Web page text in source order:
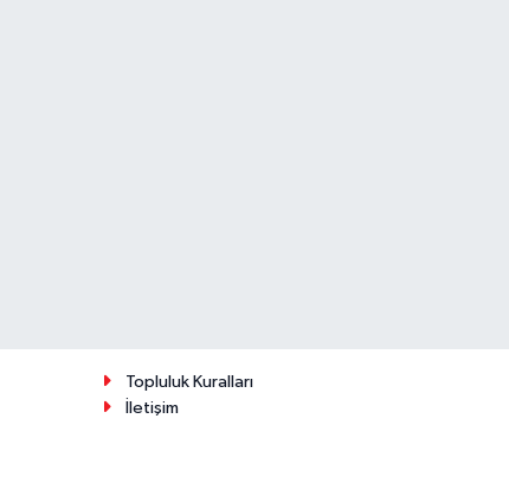
Topluluk Kuralları
İletişim